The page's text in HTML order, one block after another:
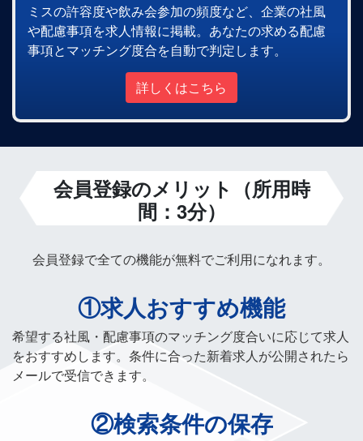
ミスの許容度や飲み会参加の頻度など、企業の社風
や配慮事項を求人情報に掲載。あなたの求める配慮
事項とマッチング度合を自動で判定します。
詳しくはこちら
会員登録のメリット（所用時
間：3分）
会員登録で全ての機能が無料でご利用になれます。
①求人おすすめ機能
希望する社風・配慮事項のマッチング度合いに応じて求人
をおすすめします。条件に合った新着求人が公開されたら
メールで受信できます。
②検索条件の保存